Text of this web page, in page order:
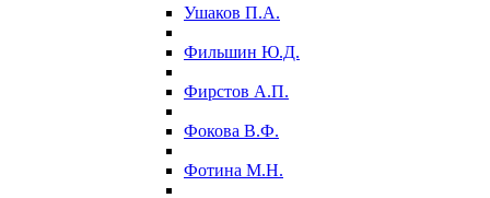
Ушаков П.А.
Фильшин Ю.Д.
Фирстов А.П.
Фокова В.Ф.
Фотина М.Н.